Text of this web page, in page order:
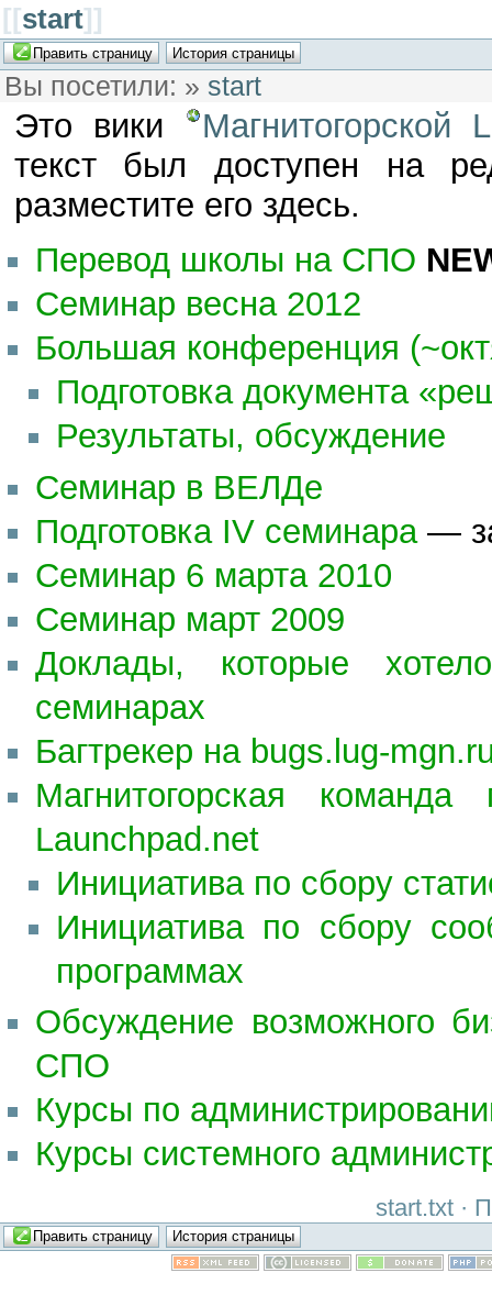
[[start]]
Вы посетили: » start
Это вики
Магнитогорской
текст был доступен на
разместите его здесь.
Перевод школы на СПО
Семинар весна 2012
Большая конференция
Подготовка документа
Результаты, обсуждение
Семинар в ВЕЛДе
Подготовка IV семинара—
Семинар 6 марта 2010
Семинар март 2009
Доклады, которые
семинарах
Багтрекер на bugs.lug-
Магнитогорская
Launchpad.net
Инициатива по сбору
Инициатива по сбору
программах
Обсуждение возможного
СПО
Курсы по
Курсы системного
start.txt ·